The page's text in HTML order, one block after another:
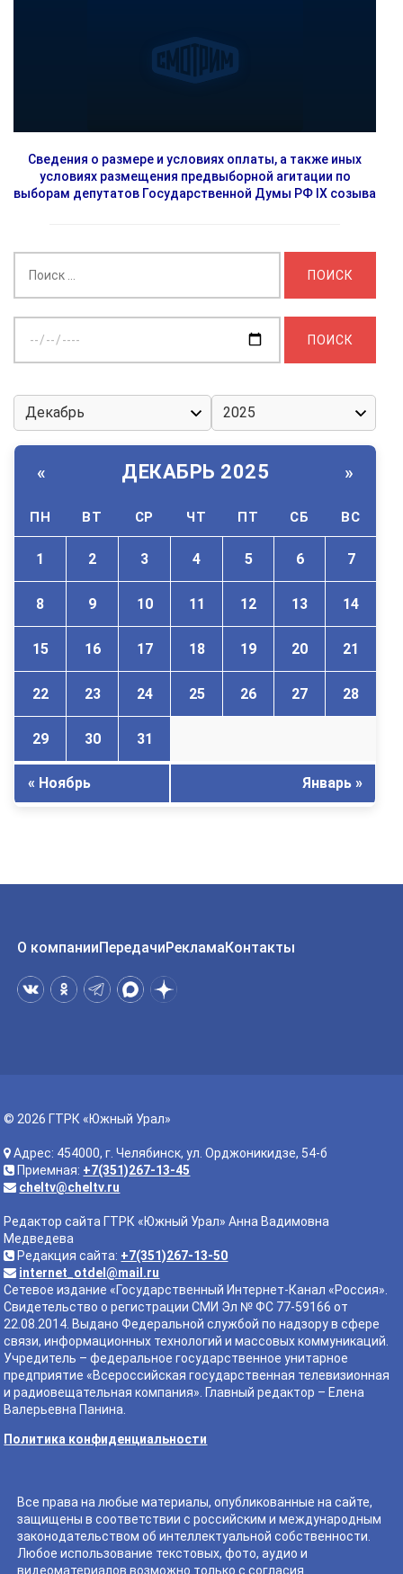
Сведения о размере и условиях оплаты, а также иных
условиях размещения предвыборной агитации по
выборам депутатов Государственной Думы РФ IX созыва
дату:
« ДЕКАБРЬ 2025 »
ПН ВТ СР ЧТ ПТ СБ ВС
1 2 3 4 5 6 7
8 9 10 11 12 13 14
15 16 17 18 19 20 21
22 23 24 25 26 27 28
29 30 31
« Ноябрь Январь »
О компанииПередачиРекламаКонтакты
© 2026 ГТРК «Южный Урал»
Адрес: 454000, г. Челябинск, ул. Орджоникидзе, 54-б
Приемная: +7(351)267-13-45
cheltv@cheltv.ru
Редактор сайта ГТРК «Южный Урал» Анна Вадимовна
Медведева
Редакция сайта: +7(351)267-13-50
internet_otdel@mail.ru
Сетевое издание «Государственный Интернет-Канал «Россия».
Свидетельство о регистрации СМИ Эл № ФС 77-59166 от
22.08.2014. Выдано Федеральной службой по надзору в сфере
связи, информационных технологий и массовых коммуникаций.
Учредитель – федеральное государственное унитарное
предприятие «Всероссийская государственная телевизионная
и радиовещательная компания». Главный редактор – Елена
Валерьевна Панина.
Политика конфиденциальности
Все права на любые материалы, опубликованные на сайте,
защищены в соответствии с российским и международным
законодательством об интеллектуальной собственности.
Любое использование текстовых, фото, аудио и
видеоматериалов возможно только с согласия